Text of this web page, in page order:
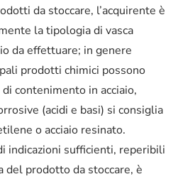
da stoccare, l’acquirente è
la tipologia di vasca
da effettuare; in genere
prodotti chimici possono
contenimento in acciaio,
(acidi e basi) si consiglia
o acciaio resinato.
indicazioni sufficienti, reperibili
prodotto da stoccare, è